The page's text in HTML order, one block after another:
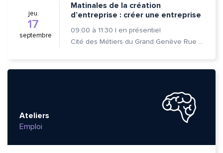
jeu.
17
septembre
Matinales de la création
d’entreprise : créer une entreprise
09:00 à 11:30 | en présentiel
Cité des Métiers du Grand Genève Rue Prévost-Martin 6 1205 Genève
Ateliers
Emploi